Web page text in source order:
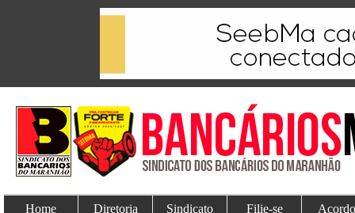
Home Diretoria Sindicato Filie-se